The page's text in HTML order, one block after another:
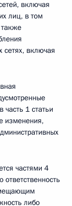
включая
лиц, в том
включая
1 статьи
изменения,
частями 4
либо